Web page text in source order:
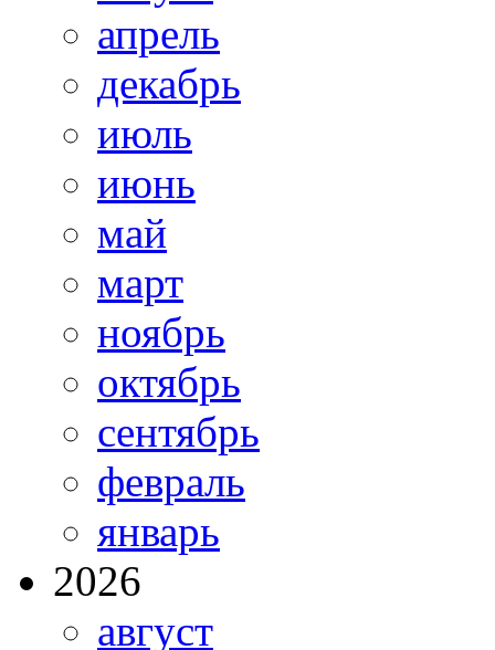
апрель
декабрь
июль
июнь
май
март
ноябрь
октябрь
сентябрь
февраль
январь
2026
август